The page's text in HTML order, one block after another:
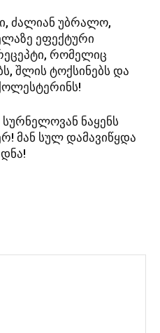
ძალიან უბრალო,
ეფექტური
რომელიც
შლის ტოქსინებს და
სურნელოვან ნაყენს
მან სულ დამავიწყდა